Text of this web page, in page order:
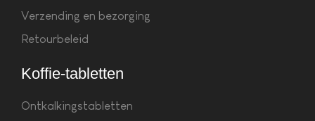
Verzending en bezorging
Retourbeleid
Koffie-tabletten
Ontkalkingstabletten